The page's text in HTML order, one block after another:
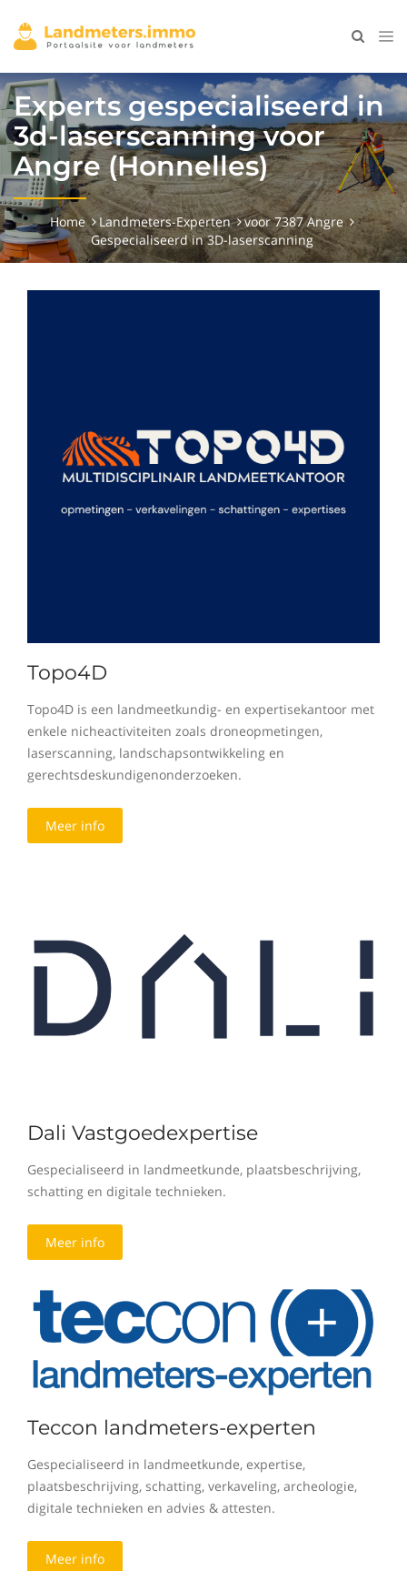
Experts gespecialiseerd in
3d-laserscanning voor
Angre (Honnelles)
Home Landmeters-Experten
voor 7387 Angre
Gespecialiseerd in 3D-laserscanning
Topo4D
Topo4D is een landmeetkundig- en expertisekantoor met
enkele nicheactiviteiten zoals droneopmetingen,
laserscanning, landschapsontwikkeling en
gerechtsdeskundigenonderzoeken.
Meer info
Dali Vastgoedexpertise
Gespecialiseerd in landmeetkunde, plaatsbeschrijving,
schatting en digitale technieken.
Meer info
Teccon landmeters-experten
Gespecialiseerd in landmeetkunde, expertise,
plaatsbeschrijving, schatting, verkaveling, archeologie,
digitale technieken en advies & attesten.
Meer info